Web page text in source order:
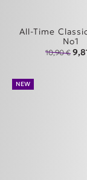
All-Time
No1
10,90€
NEW